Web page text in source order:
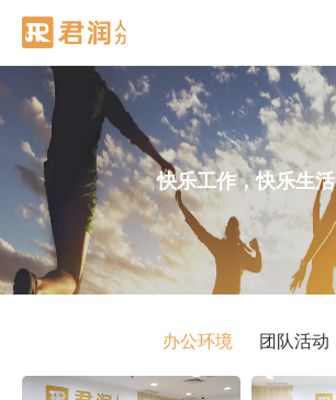
快乐工作，快乐生活
办公环境 团队活动